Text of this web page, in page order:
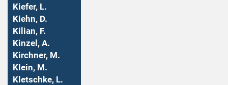
Kiefer, L.
Kiehn, D.
Kilian, F.
Kinzel, A.
Kirchner, M.
Klein, M.
Kletschke, L.